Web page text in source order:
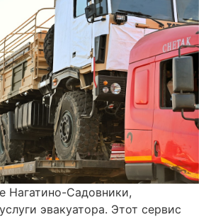
Нагатино-Садовники,
эвакуатора. Этот сервис